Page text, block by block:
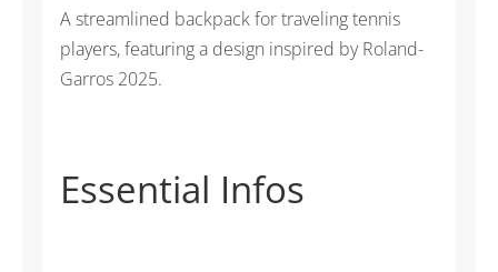
A streamlined backpack for traveling tennis
players, featuring a design inspired by Roland-
Garros 2025.
Essential Infos